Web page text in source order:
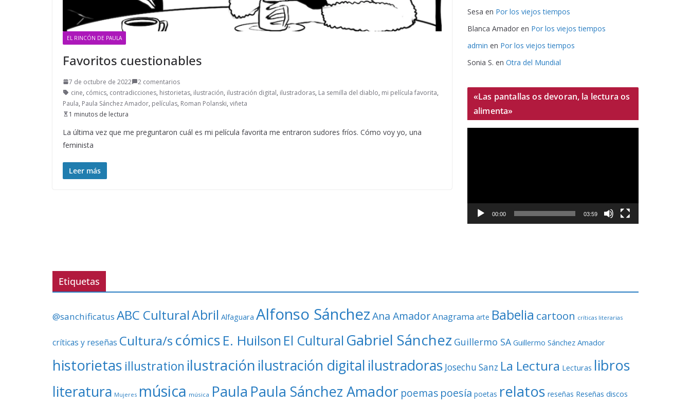
EL RINCÓN DE PAULA
Favoritos cuestionables
7 de octubre de 2022
2 comentarios
cine, cómics, contradicciones, historietas, ilustración, ilustración digital, ilustradoras, La semilla del diablo, mi película favorita,
Paula, Paula Sánchez Amador, películas, Roman Polanski, viñeta
1 minutos de lectura
La última vez que me preguntaron cuál es mi película favorita me entraron sudores fríos. Cómo voy yo, una
feminista
Leer más
Sesa en Por los viejos tiempos
Blanca Amador en Por los viejos tiempos
admin en Por los viejos tiempos
Sonia S. en Otra del Mundial
«Las pantallas os devoran, la lectura os
alimenta»
c
í
e
00:00 03:59
Etiquetas
@sanchificatus ABC CulturalAbril Alfaguara Alfonso SánchezAna AmadorAnagrama arte Babelia cartoon críticas literarias
críticas y reseñas Cultura/s cómics E. Huilson El Cultural Gabriel Sánchez Guillermo SA Guillermo Sánchez Amador
historietas illustration ilustración ilustración digital ilustradoras Josechu Sanz La Lectura Lecturas libros
literatura Mujeres música música Paula Paula Sánchez Amador poemas poesía poetas relatos reseñas Reseñas discos